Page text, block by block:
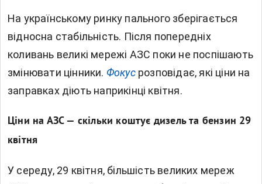
На українському ринку пального зберігається
відносна стабільність. Після попередніх
коливань великі мережі АЗС поки не поспішають
змінювати цінники. Фокус розповідає, які ціни на
заправках діють наприкінці квітня.
Ціни на АЗС — скільки коштує дизель та бензин 29
квітня
У середу, 29 квітня, більшість великих мереж